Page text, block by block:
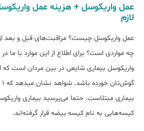
عمل واریکوسل + هزینه عمل
لازم
عمل واریکوسل چیست؟ مراقبت‌های قبل و بعد
چه مواردی است؟ برای اطلاع از این موارد با ما
واریکوسل بیماری شایعی در بین مردان است که
کیسه‎‌هایی به نام کیسه بیضه قرار گرفته‎‌اند.